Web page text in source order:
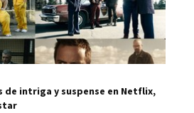
de intriga y suspense en Netflix,